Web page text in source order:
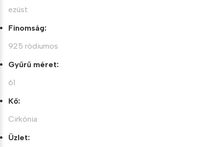
ezüst
Finomság:
925 ródiumos
Gyűrű méret:
61
Kő:
Cirkónia
Üzlet: